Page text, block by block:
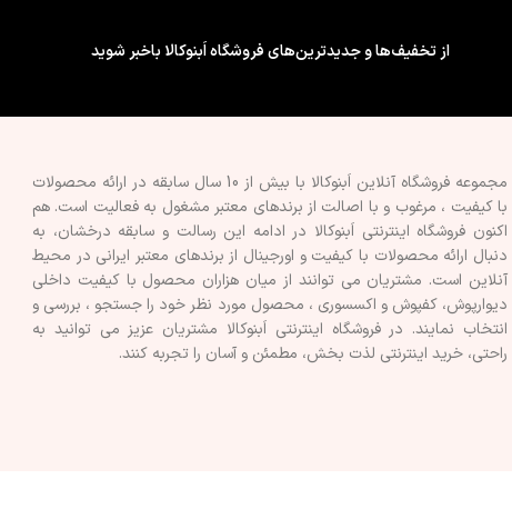
از تخفیف‌ها و جدیدترین‌های فروشگاه اَبنوکالا باخبر شوید
مجموعه فروشگاه آنلاین اَبنوکالا با بیش از 10 سال سابقه در ارائه محصولات
با کيفيت ، مرغوب و با اصالت از برندهای معتبر مشغول به فعاليت است. هم
اکنون فروشگاه اینترنتی اَبنوکالا در ادامه اين رسالت و سابقه درخشان، به
دنبال ارائه محصولات با کيفيت و اورجينال از برندهای معتبر ايرانی در محيط
آنلاين است. مشتريان می توانند از ميان هزاران محصول با کيفيت داخلی
دیوارپوش، کفپوش و اکسسوری ، محصول مورد نظر خود را جستجو ، بررسی و
انتخاب نمايند. در فروشگاه اینترنتی اَبنوکالا مشتريان عزیز می توانيد به
راحتی، خرید اینترنتی لذت بخش، مطمئن و آسان را تجربه کنند.